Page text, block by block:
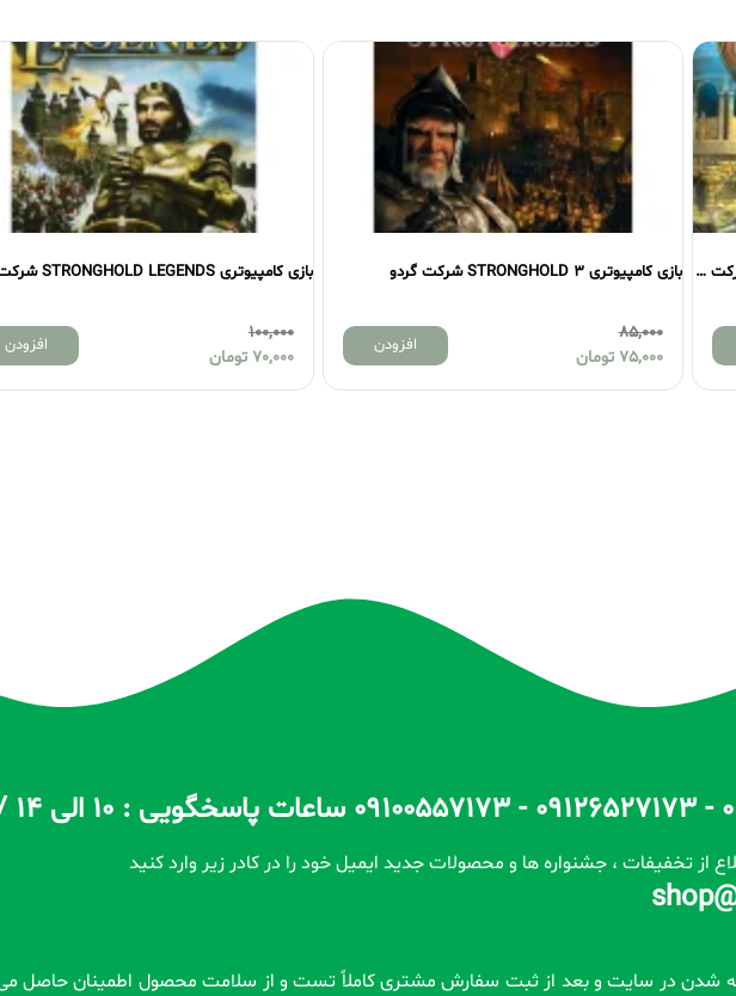
افزودن
بازی کامپیوتری STRONGHOLD LEGENDS شرکت پرنیان
100,000
70,000
تومان
بازی کامپیوتر BATTLEFIELD 4 شرکت گردو
355,000
330,000
تومان
از تخفیفات ، جشنواره ها و محصولات جدید ایمیل خود را در کادر زیر وارد کنید